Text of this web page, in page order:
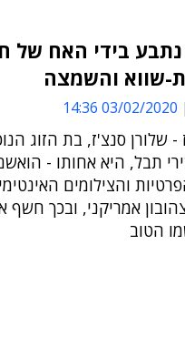
נתבע בידי האח של
שווא והשמצה
03/02/2020 14:36
- שלורן סנצ'ז, בת הזוג
תבל, היא אחותו -
והצילומים
אמריקני, ובכך
הטוב